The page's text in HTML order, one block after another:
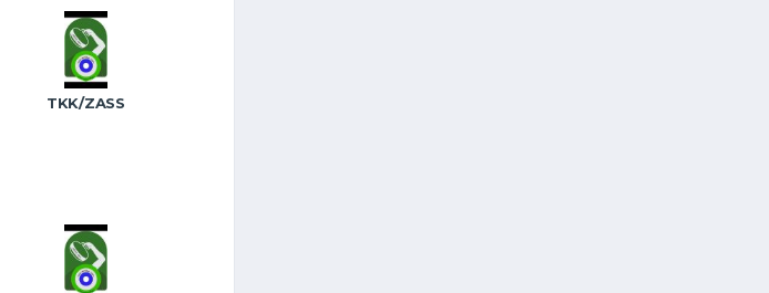
TKK/ZASS